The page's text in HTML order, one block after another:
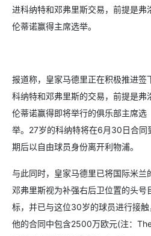
进科纳特和邓弗里斯交易，前提是弗
伦蒂诺赢得主席选举。
报道称，皇家马德里正在积极推进签
科纳特和邓弗里斯的交易，前提是弗
伦蒂诺赢得即将举行的俱乐部主席选
举。27岁的科纳特将在6月30日合同
期后以自由球员身份离开利物浦。
与此同时，皇家马德里已将国际米兰
邓弗里斯视为补强右后卫位置的头号
标，并已与这位30岁的球员进行接触
他的合同中包含2500万欧元(注：